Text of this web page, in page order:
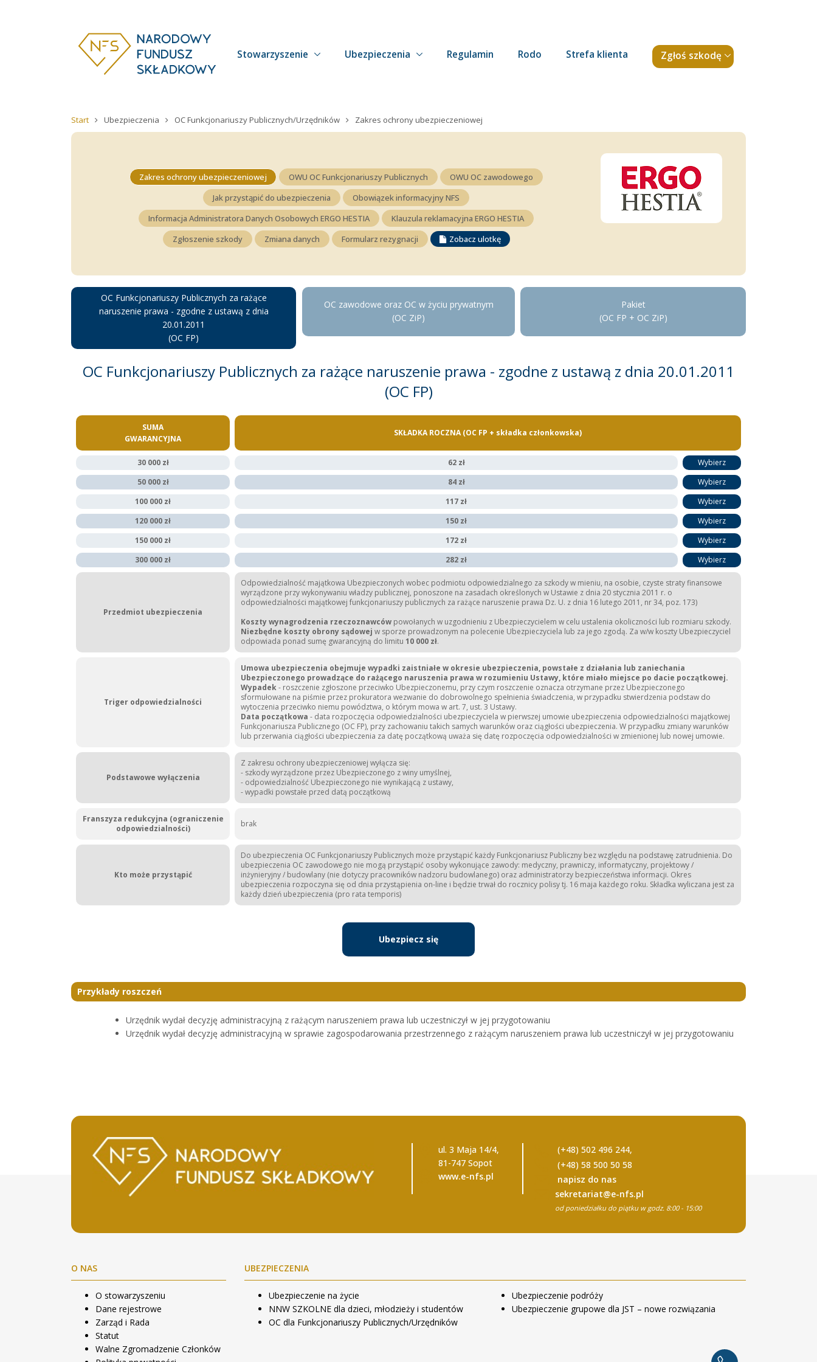
Stowarzyszenie Ubezpieczenia Regulamin Rodo Strefa klienta Zgłoś szkodę
Start Ubezpieczenia OC Funkcjonariuszy Publicznych/Urzędników Zakres ochrony ubezpieczeniowej
Zakres ochrony ubezpieczeniowej OWU OC Funkcjonariuszy Publicznych
OWU OC zawodowego
Jak przystąpić do ubezpieczenia
Obowiązek informacyjny NFS
Informacja Administratora Danych Osobowych ERGO HESTIA
Klauzula reklamacyjna ERGO HESTIA
Zgłoszenie szkody
Zmiana danych Formularz rezygnacji Zobacz ulotkę
OC Funkcjonariuszy Publicznych za rażące
naruszenie prawa - zgodne z ustawą z dnia
20.01.2011
(OC FP)
OC zawodowe oraz OC w życiu prywatnym
(OC ZiP)
Pakiet
(OC FP + OC ZiP)
OC Funkcjonariuszy Publicznych za rażące naruszenie prawa - zgodne z ustawą z dnia 20.01.2011
(OC FP)
SUMA
GWARANCYJNA
SKŁADKA ROCZNA (OC FP + składka członkowska)
30 000 zł 62 zł
Wybierz
50 000 zł
84 zł
Wybierz
100 000 zł
117 zł
Wybierz
120 000 zł
150 zł
Wybierz
150 000 zł
172 zł
Wybierz
300 000 zł
282 zł Wybierz
Przedmiot ubezpieczenia
Odpowiedzialność majątkowa Ubezpieczonych wobec podmiotu odpowiedzialnego za szkody w mieniu, na osobie, czyste straty finansowe
wyrządzone przy wykonywaniu władzy publicznej, ponoszone na zasadach określonych w Ustawie z dnia 20 stycznia 2011 r. o
odpowiedzialności majątkowej funkcjonariuszy publicznych za rażące naruszenie prawa Dz. U. z dnia 16 lutego 2011, nr 34, poz. 173)
Koszty wynagrodzenia rzeczoznawców powołanych w uzgodnieniu z Ubezpieczycielem w celu ustalenia okoliczności lub rozmiaru szkody.
Niezbędne koszty obrony sądowej w sporze prowadzonym na polecenie Ubezpieczyciela lub za jego zgodą. Za w/w koszty Ubezpieczyciel
odpowiada ponad sumę gwarancyjną do limitu 10 000 zł.
Triger odpowiedzialności
Umowa ubezpieczenia obejmuje wypadki zaistniałe w okresie ubezpieczenia, powstałe z działania lub zaniechania
Ubezpieczonego prowadzące do rażącego naruszenia prawa w rozumieniu Ustawy, które miało miejsce po dacie początkowej.
Wypadek- roszczenie zgłoszone przeciwko Ubezpieczonemu, przy czym roszczenie oznacza otrzymane przez Ubezpieczonego
sformułowane na piśmie przez prokuratora wezwanie do dobrowolnego spełnienia świadczenia, w przypadku stwierdzenia podstaw do
wytoczenia przeciwko niemu powództwa, o którym mowa w art. 7, ust. 3 Ustawy.
Data początkowa - data rozpoczęcia odpowiedzialności ubezpieczyciela w pierwszej umowie ubezpieczenia odpowiedzialności majątkowej
Funkcjonariusza Publicznego (OC FP), przy zachowaniu takich samych warunków oraz ciągłości ubezpieczenia. W przypadku zmiany warunków
lub przerwania ciągłości ubezpieczenia za datę początkową uważa się datę rozpoczęcia odpowiedzialności w zmienionej lub nowej umowie.
Podstawowe wyłączenia
Z zakresu ochrony ubezpieczeniowej wyłącza się:
- szkody wyrządzone przez Ubezpieczonego z winy umyślnej,
- odpowiedzialność Ubezpieczonego nie wynikającą z ustawy,
- wypadki powstałe przed datą początkową
Franszyza redukcyjna (ograniczenie
odpowiedzialności)
brak
Kto może przystąpić
Do ubezpieczenia OC Funkcjonariuszy Publicznych może przystąpić każdy Funkcjonariusz Publiczny bez względu na podstawę zatrudnienia. Do
ubezpieczenia OC zawodowego nie mogą przystąpić osoby wykonujące zawody: medyczny, prawniczy, informatyczny, projektowy /
inżynieryjny / budowlany (nie dotyczy pracowników nadzoru budowlanego) oraz administratorzy bezpieczeństwa informacji. Okres
ubezpieczenia rozpoczyna się od dnia przystąpienia on-line i będzie trwał do rocznicy polisy tj. 16 maja każdego roku. Składka wyliczana jest za
każdy dzień ubezpieczenia (pro rata temporis)
Ubezpiecz się
Przykłady roszczeń
Urzędnik wydał decyzję administracyjną z rażącym naruszeniem prawa lub uczestniczył w jej przygotowaniu
Urzędnik wydał decyzję administracyjną w sprawie zagospodarowania przestrzennego z rażącym naruszeniem prawa lub uczestniczył w jej przygotowaniu
ul. 3 Maja 14/4,
81-747 Sopot
www.e-nfs.pl
(+48) 502 496 244,
(+48) 58 500 50 58
napisz do nas
sekretariat@e-nfs.pl
od poniedziałku do piątku w godz. 8:00 - 15:00
O NAS
O stowarzyszeniu
Dane rejestrowe
Zarząd i Rada
Statut
Walne Zgromadzenie Członków
UBEZPIECZENIA
Ubezpieczenie na życie
NNW SZKOLNE dla dzieci, młodzieży i studentów
OC dla Funkcjonariuszy Publicznych/Urzędników
Ubezpieczenie podróży
Ubezpieczenie grupowe dla JST – nowe rozwiązania